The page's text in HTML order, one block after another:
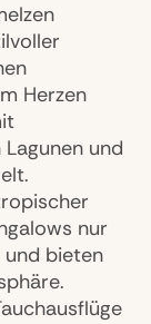
Herzen
und
nur
bieten